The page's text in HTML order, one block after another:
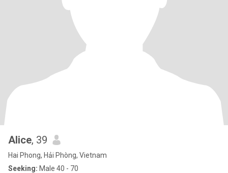
Alice, 39
Hai Phong, Hải Phòng, Vietnam
Seeking: Male 40 - 70